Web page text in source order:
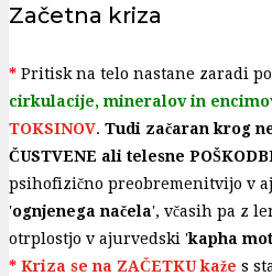
Začetna kriza
* Pritisk na telo nastane zaradi
cirkulacije, mineralov in
TOKSINOV. Tudi začaran krog
ČUSTVENE ali telesne
psihofizično preobremenitvijo v
'ognjenega načela', včasih pa z
otrplostjo v ajurvedski 'kapha
* Kriza se na ZAČETKU kaže s